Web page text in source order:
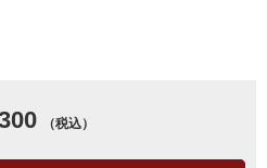
（税込）